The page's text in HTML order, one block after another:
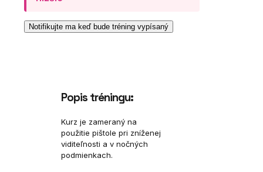
Popis tréningu:
Kurz je zameraný na
použitie pištole pri zníženej
viditeľnosti a v nočných
podmienkach.